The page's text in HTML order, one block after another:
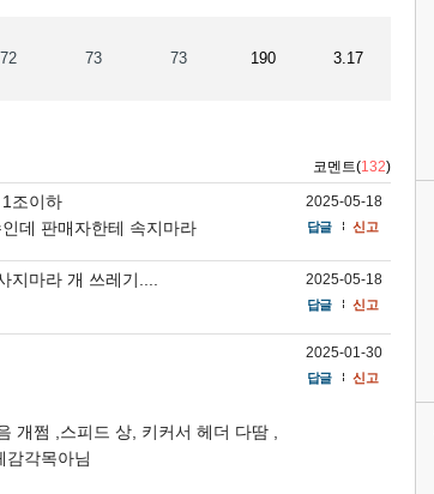
72 73 73 190 3.17
코멘트(132)
조이하
데 판매자한테 속지마라
2025-05-18
답글 신고
마라 개 쓰레기.... 2025-05-18
답글 신고
개쩜 ,스피드 상, 키커서 헤더 다땀 ,
감각목아님
2025-01-30
답글 신고